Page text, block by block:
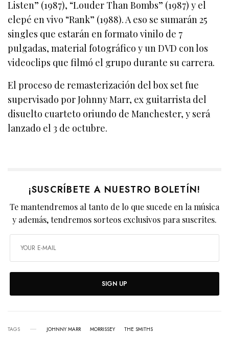
Listen” (1987), “Louder Than Bombs” (1987) y el
elepé en vivo “Rank” (1988). A eso se sumarán 25
singles que estarán en formato vinilo de 7
pulgadas, material fotográfico y un DVD con los
videoclips que filmó el grupo durante su carrera.
El proceso de remasterización del box set fue
supervisado por Johnny Marr, ex guitarrista del
disuelto cuarteto oriundo de Manchester, y será
lanzado el 3 de octubre.
¡SUSCRÍBETE A NUESTRO BOLETÍN!
Te mantendremos al tanto de lo que sucede en la música
y además, tendremos sorteos exclusivos para suscrites.
SIGN UP
TAGS JOHNNY MARR MORRISSEY THE SMITHS